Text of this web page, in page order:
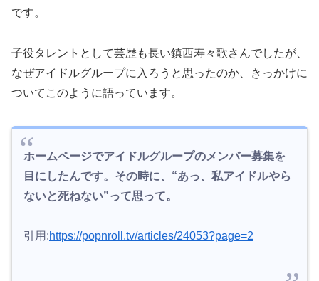
です。
子役タレントとして芸歴も長い鎮西寿々歌さんでしたが、
なぜアイドルグループに入ろうと思ったのか、きっかけに
ついてこのように語っています。
ホームページでアイドルグループのメンバー募集を
目にしたんです。その時に、“あっ、私アイドルやら
ないと死ねない”って思って。
引用:https://popnroll.tv/articles/24053?page=2